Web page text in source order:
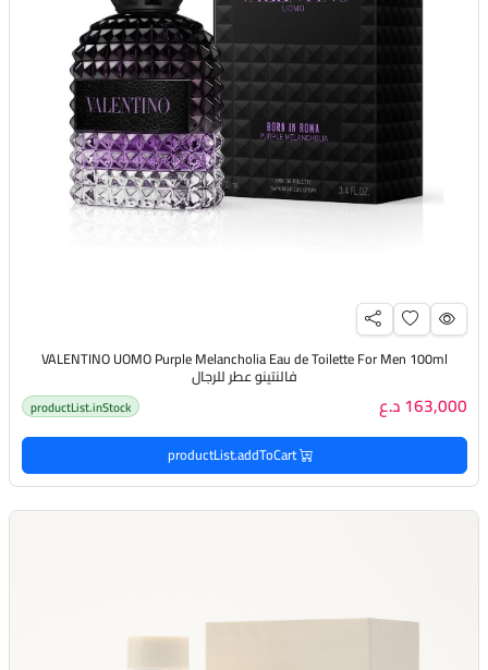
VALENTINO UOMO Purple Melancholia Eau de Toilette For Men 100ml
فالنتينو عطر للرجال
163,000 د.ع productList.inStock
productList.addToCart